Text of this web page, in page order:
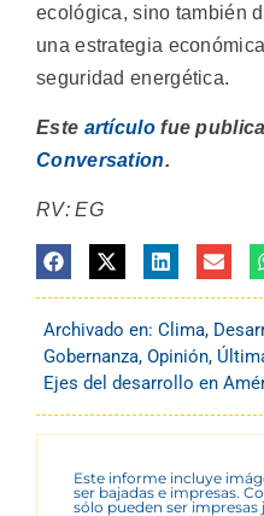
ecológica, sino también
una estrategia
seguridad energética.
Este artículofue
Conversation.
RV: EG
Archivado en: Clima,
Gobernanza, Opinión,
Ejes del desarrollo en
Este informe incluye
ser bajadas e impresas.
sólo pueden ser